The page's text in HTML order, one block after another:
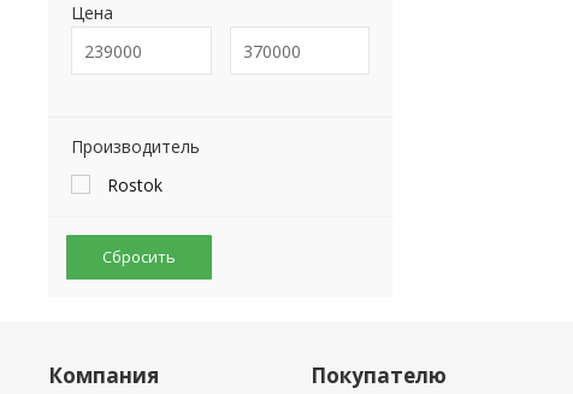
Цена
Производитель
Rostok
Сбросить
Компания Покупателю